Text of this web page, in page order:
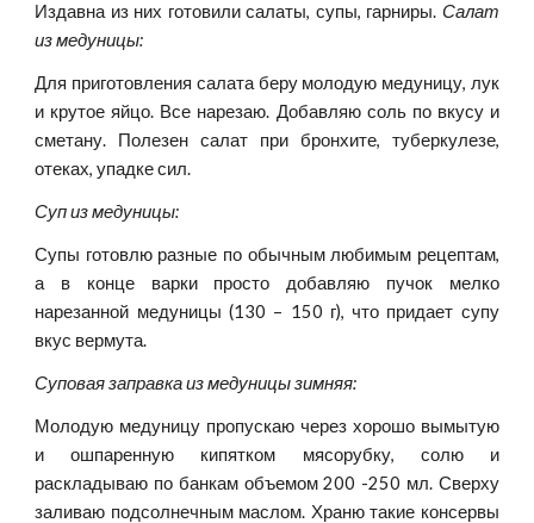
Издавна из них готовили салаты, супы, гарниры. Салат
из медуницы:
Для приготовления салата беру молодую медуницу, лук
и крутое яйцо. Все нарезаю. Добавляю соль по вкусу и
сметану. Полезен салат при бронхите, туберкулезе,
отеках, упадке сил.
Суп из медуницы:
Супы готовлю разные по обычным любимым рецептам,
а в конце варки просто добавляю пучок мелко
нарезанной медуницы (130 – 150 г), что придает супу
вкус вермута.
Суповая заправка из медуницы зимняя:
Молодую медуницу пропускаю через хорошо вымытую
и ошпаренную кипятком мясорубку, солю и
раскладываю по банкам объемом 200 -250 мл. Сверху
заливаю подсолнечным маслом. Храню такие консервы